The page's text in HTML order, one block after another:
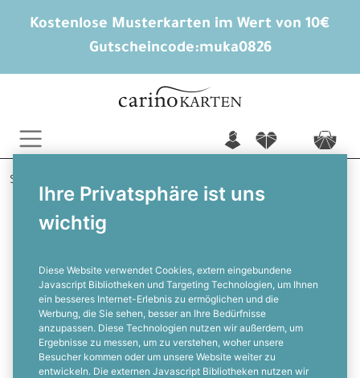
Kostenlose Musterkarten im Wert von 10€
Gutscheincode:muka0826
Ihre Privatsphäre ist uns
wichtig
Diese Website verwendet Cookies, extern eingebundene
Javascript Bibliotheken und Targeting Technologien, um Ihnen
ein besseres Internet-Erlebnis zu ermöglichen und die
Werbung, die Sie sehen, besser an Ihre Bedürfnisse
anzupassen. Diese Technologien nutzen wir außerdem, um
Ergebnisse zu messen, um zu verstehen, woher unsere
Besucher kommen oder um unsere Website weiter zu
entwickeln. Die externen Javascript Bibliotheken nutzen wir
n f c
Startseite
Consilia und Niklas
Großes Kirchenheft in